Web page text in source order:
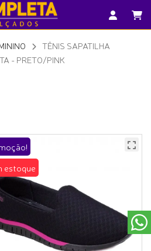
TÊNIS SAPATILHA
- PRETO/PINK
estoque